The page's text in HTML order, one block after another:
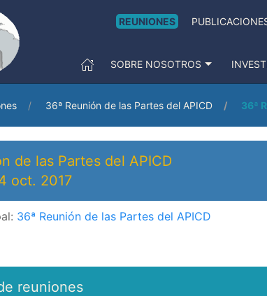
REUNIONES
SOBRE NOSOTROS
36ª Reunión de las Partes del APICD 36ª
de las Partes del APICD
oct. 2017
36ª Reunión de las Partes del APICD
reuniones